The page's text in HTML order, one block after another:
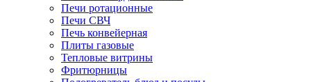
Печи ротационные
Печи СВЧ
Печь конвейерная
Плиты газовые
Тепловые витрины
Фритюрницы